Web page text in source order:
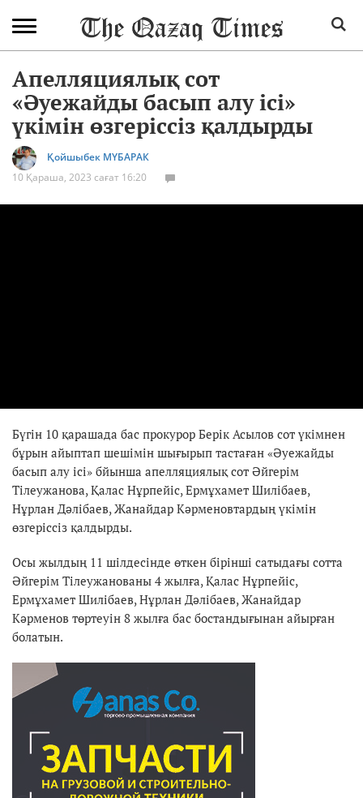
Апелляциялық сот
«Әуежайды басып алу ісі»
үкімін өзгеріссіз қалдырды
Қойшыбек МҮБАРАК
10 Қараша, 2023 сағат 16:20
Бүгін 10 қарашада бас прокурор Берік Асылов сот үкімнен
бұрын айыптап шешімін шығырып тастаған «Әуежайды
басып алу ісі» бйынша апелляциялық сот Әйгерім
Тілеужанова, Қалас Нұрпейіс, Ермұхамет Шилібаев,
Нұрлан Дәлібаев, Жанайдар Кәрменовтардың үкімін
өзгеріссіз қалдырды.
Осы жылдың 11 шілдесінде өткен бірінші сатыдағы сотта
Әйгерім Тілеужанованы 4 жылға, Қалас Нұрпейіс,
Ермұхамет Шилібаев, Нұрлан Дәлібаев, Жанайдар
Кәрменов төртеуін 8 жылға бас бостандығынан айырған
болатын.